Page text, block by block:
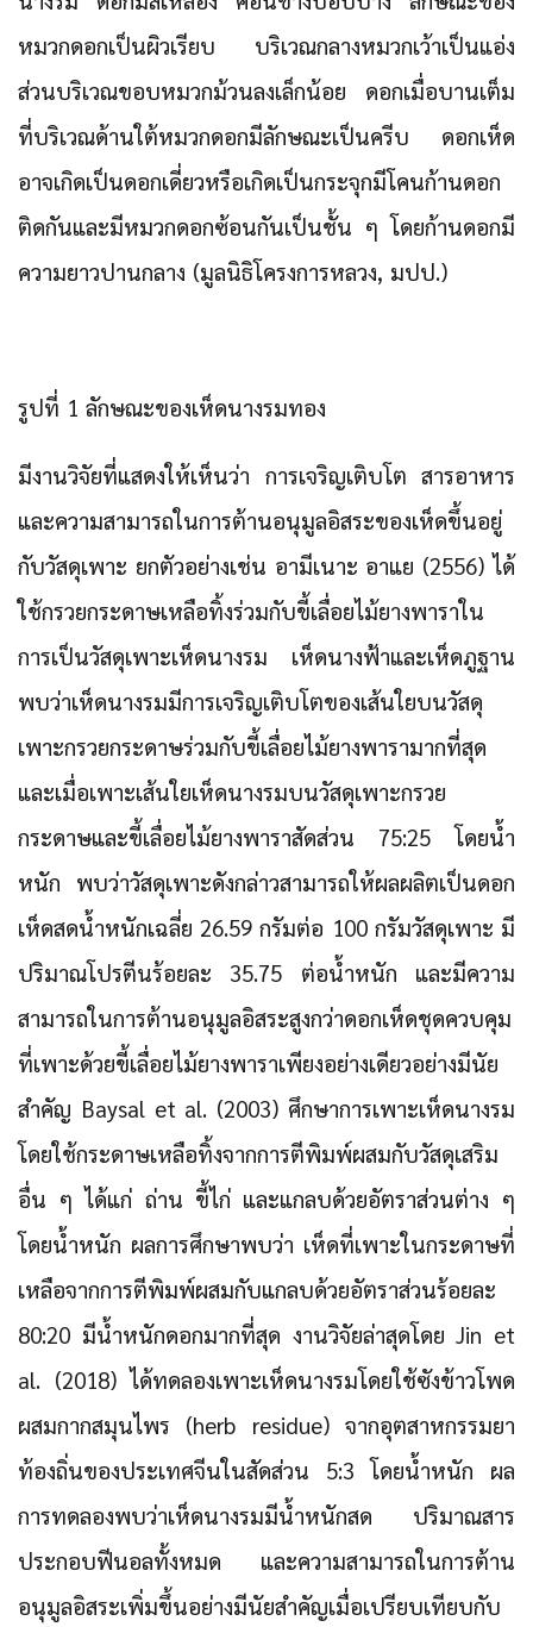
หมวกดอกเป็นผิวเรียบ บริเวณกลางหมวกเว้าเป็นแอ่ง
ส่วนบริเวณขอบหมวกม้วนลงเล็กน้อย ดอกเมื่อบานเต็ม
ที่บริเวณด้านใต้หมวกดอกมีลักษณะเป็นครีบ ดอกเห็ด
อาจเกิดเป็นดอกเดี่ยวหรือเกิดเป็นกระจุกมีโคนก้านดอก
ติดกันและมีหมวกดอกซ้อนกันเป็นชั้น ๆ โดยก้านดอกมี
ความยาวปานกลาง (มูลนิธิโครงการหลวง, มปป.)
รูปที่ 1 ลักษณะของเห็ดนางรมทอง
มีงานวิจัยที่แสดงให้เห็นว่า การเจริญเติบโต สารอาหาร
และความสามารถในการต้านอนุมูลอิสระของเห็ดขึ้นอยู่
กับวัสดุเพาะ ยกตัวอย่างเช่น อามีเนาะ อาแย (2556) ได้
ใช้กรวยกระดาษเหลือทิ้งร่วมกับขี้เลื่อยไม้ยางพาราใน
การเป็นวัสดุเพาะเห็ดนางรม เห็ดนางฟ้าและเห็ดภูฐาน
พบว่าเห็ดนางรมมีการเจริญเติบโตของเส้นใยบนวัสดุ
เพาะกรวยกระดาษร่วมกับขี้เลื่อยไม้ยางพารามากที่สุด
และเมื่อเพาะเส้นใยเห็ดนางรมบนวัสดุเพาะกรวย
กระดาษและขี้เลื่อยไม้ยางพาราสัดส่วน 75:25 โดยน้ำ
หนัก พบว่าวัสดุเพาะดังกล่าวสามารถให้ผลผลิตเป็นดอก
เห็ดสดน้ำหนักเฉลี่ย 26.59 กรัมต่อ 100 กรัมวัสดุเพาะ มี
ปริมาณโปรตีนร้อยละ 35.75 ต่อน้ำหนัก และมีความ
สามารถในการต้านอนุมูลอิสระสูงกว่าดอกเห็ดชุดควบคุม
ที่เพาะด้วยขี้เลื่อยไม้ยางพาราเพียงอย่างเดียวอย่างมีนัย
สำคัญ Baysal et al. (2003) ศึกษาการเพาะเห็ดนางรม
โดยใช้กระดาษเหลือทิ้งจากการตีพิมพ์ผสมกับวัสดุเสริม
อื่น ๆ ได้แก่ ถ่าน ขี้ไก่ และแกลบด้วยอัตราส่วนต่าง ๆ
โดยน้ำหนัก ผลการศึกษาพบว่า เห็ดที่เพาะในกระดาษที่
เหลือจากการตีพิมพ์ผสมกับแกลบด้วยอัตราส่วนร้อยละ
80:20 มีน้ำหนักดอกมากที่สุด งานวิจัยล่าสุดโดย Jin et
al. (2018) ได้ทดลองเพาะเห็ดนางรมโดยใช้ซังข้าวโพด
ผสมกากสมุนไพร (herb residue) จากอุตสาหกรรมยา
ท้องถิ่นของประเทศจีนในสัดส่วน 5:3 โดยน้ำหนัก ผล
การทดลองพบว่าเห็ดนางรมมีน้ำหนักสด ปริมาณสาร
ประกอบฟีนอลทั้งหมด และความสามารถในการต้าน
อนุมูลอิสระเพิ่มขึ้นอย่างมีนัยสำคัญเมื่อเปรียบเทียบกับ